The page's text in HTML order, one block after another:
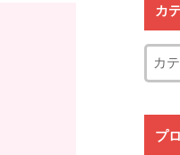
カ
プ